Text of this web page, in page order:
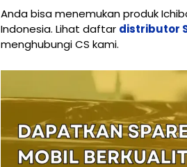
Anda bisa menemukan produk
Indonesia. Lihat daftar distributor
menghubungi CS kami.